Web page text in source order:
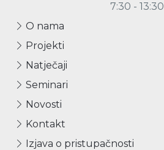
7:30 - 13:30
O nama
Projekti
Natječaji
Seminari
Novosti
Kontakt
Izjava o pristupačnosti